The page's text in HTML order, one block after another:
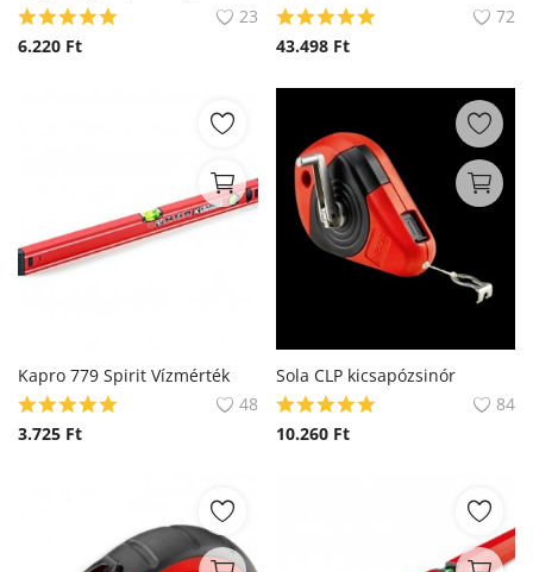
23
6.220 Ft
72
43.498 Ft
Kapro 779 Spirit Vízmérték
48
3.725 Ft
Sola CLP kicsapózsinór
84
10.260 Ft